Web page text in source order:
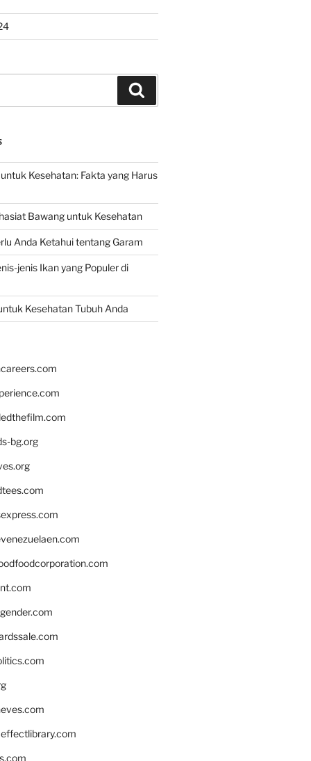
Kesehatan: Fakta yang Harus
Bawang untuk Kesehatan
Anda Ketahui tentang Garam
jenis Ikan yang Populer di
Kesehatan Tubuh Anda
bg.org